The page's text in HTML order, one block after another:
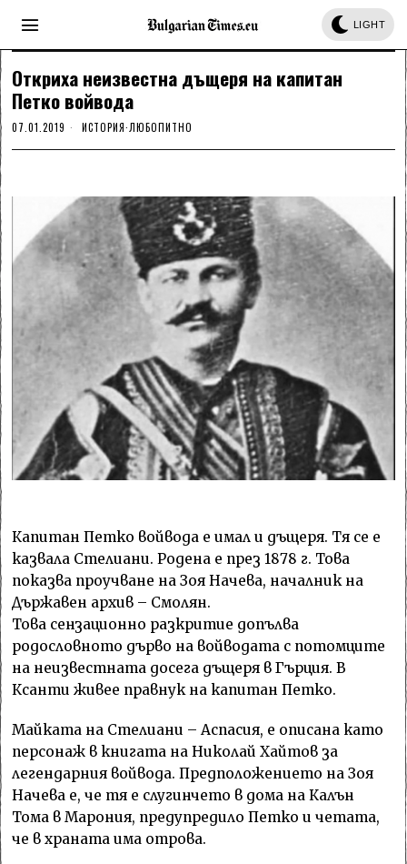
LIGHT
Откриха неизвестна дъщеря на капитан
Петко войвода
07.01.2019 ИСТОРИЯ·ЛЮБОПИТНО
Капитан Петко войвода е имал и дъщеря. Тя се е
казвала Стелиани. Родена е през 1878 г. Това
показва проучване на Зоя Начева, началник на
Държавен архив – Смолян.
Това сензационно разкритие допълва
родословното дърво на войводата с потомците
на неизвестната досега дъщеря в Гърция. В
Ксанти живее правнук на капитан Петко.
Майката на Стелиани – Аспасия, е описана като
персонаж в книгата на Николай Хайтов за
легендарния войвода. Предположението на Зоя
Начева е, че тя е слугинчето в дома на Калън
Тома в Марония, предупредило Петко и четата,
че в храната има отрова.